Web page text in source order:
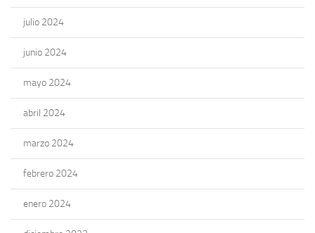
julio 2024
junio 2024
mayo 2024
abril 2024
marzo 2024
febrero 2024
enero 2024